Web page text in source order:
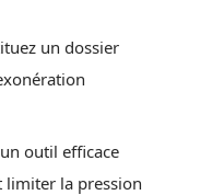
un dossier
outil efficace
limiter la pression